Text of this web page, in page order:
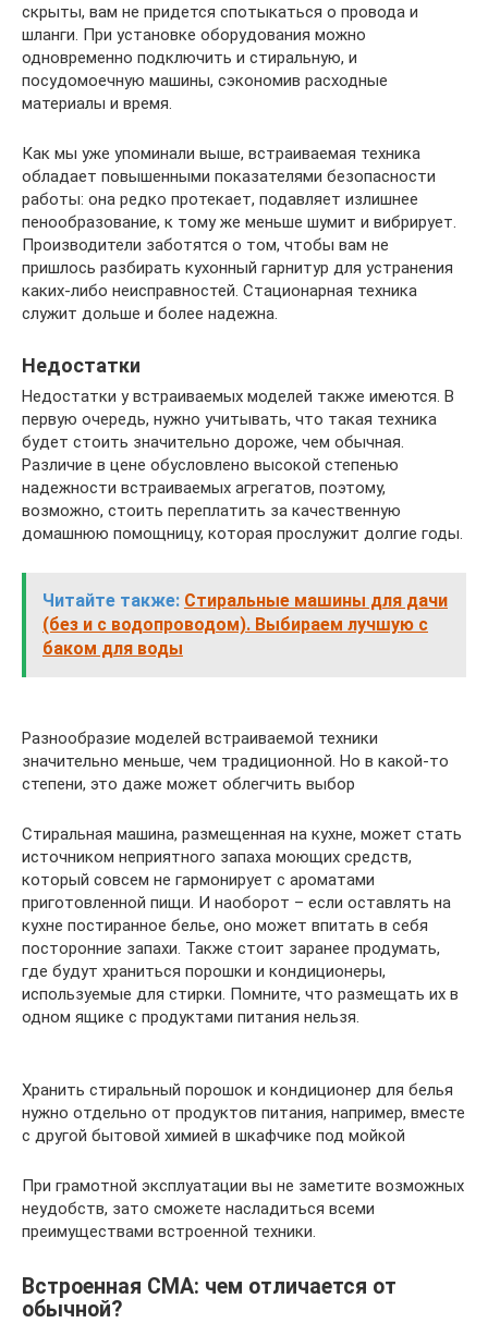
скрыты, вам не придется спотыкаться о провода и
шланги. При установке оборудования можно
одновременно подключить и стиральную, и
посудомоечную машины, сэкономив расходные
материалы и время.
Как мы уже упоминали выше, встраиваемая техника
обладает повышенными показателями безопасности
работы: она редко протекает, подавляет излишнее
пенообразование, к тому же меньше шумит и вибрирует.
Производители заботятся о том, чтобы вам не
пришлось разбирать кухонный гарнитур для устранения
каких-либо неисправностей. Стационарная техника
служит дольше и более надежна.
Недостатки
Недостатки у встраиваемых моделей также имеются. В
первую очередь, нужно учитывать, что такая техника
будет стоить значительно дороже, чем обычная.
Различие в цене обусловлено высокой степенью
надежности встраиваемых агрегатов, поэтому,
возможно, стоить переплатить за качественную
домашнюю помощницу, которая прослужит долгие годы.
Читайте также: Стиральные машины для дачи
(без и с водопроводом). Выбираем лучшую с
баком для воды
Разнообразие моделей встраиваемой техники
значительно меньше, чем традиционной. Но в какой-то
степени, это даже может облегчить выбор
Стиральная машина, размещенная на кухне, может стать
источником неприятного запаха моющих средств,
который совсем не гармонирует с ароматами
приготовленной пищи. И наоборот – если оставлять на
кухне постиранное белье, оно может впитать в себя
посторонние запахи. Также стоит заранее продумать,
где будут храниться порошки и кондиционеры,
используемые для стирки. Помните, что размещать их в
одном ящике с продуктами питания нельзя.
Хранить стиральный порошок и кондиционер для белья
нужно отдельно от продуктов питания, например, вместе
с другой бытовой химией в шкафчике под мойкой
При грамотной эксплуатации вы не заметите возможных
неудобств, зато сможете насладиться всеми
преимуществами встроенной техники.
Встроенная СМА: чем отличается от
обычной?